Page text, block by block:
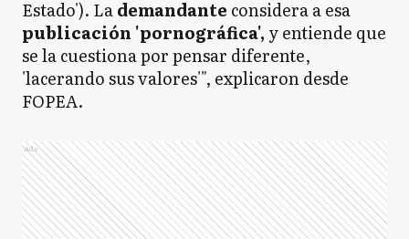
Estado'). Lademandante considera a esa
publicación 'pornográfica', y entiende que
se la cuestiona por pensar diferente,
'lacerando sus valores'", explicaron desde
FOPEA.
Ads